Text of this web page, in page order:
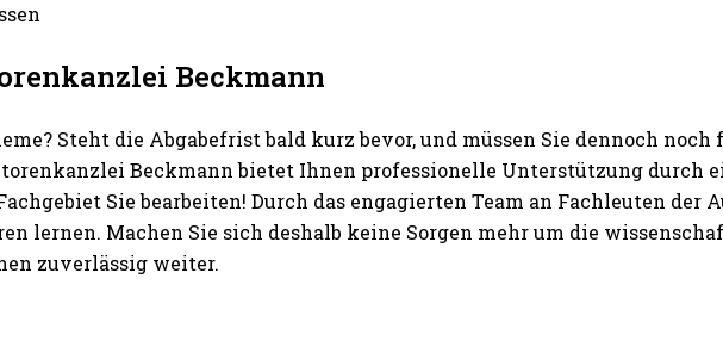
Beckmann
Steht die Abgabefrist bald kurz bevor, und müssen Sie dennoch
Beckmann bietet Ihnen professionelle Unterstützung durch
Sie bearbeiten! Durch das engagierten Team an Fachleuten
lernen. Machen Sie sich deshalb keine Sorgen mehr um die
zuverlässig weiter.